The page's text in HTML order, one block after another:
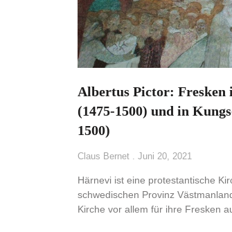
Albertus Pictor: Fresken
(1475-1500) und in
1500)
Claus Bernet Juni 20, 2021
Härnevi ist eine protestantische
schwedischen Provinz
Kirche vor allem für ihre Fresken